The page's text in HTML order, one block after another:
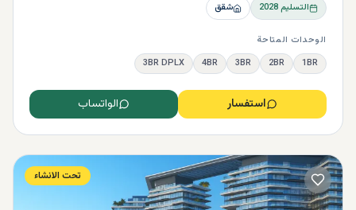
التسليم2028 شقق
الوحدات المتاحة
1BR
2BR
3BR
4BR
3BR DPLX
استفسار الواتساب
تحت الانشاء